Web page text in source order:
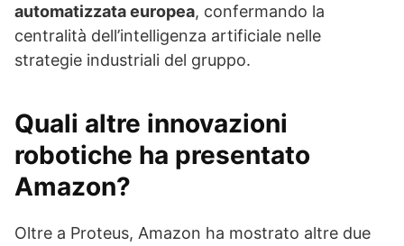
automatizzata europea, confermando la
centralità dell’intelligenza artificiale nelle
strategie industriali del gruppo.
Quali altre innovazioni
robotiche ha presentato
Amazon?
Oltre a Proteus, Amazon ha mostrato altre due